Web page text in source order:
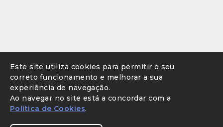
Este site utiliza cookies para permitir o seu
correto funcionamento e melhorar a sua
experiência de navegação.
Ao navegar no site está a concordar com a
Política de Cookies.